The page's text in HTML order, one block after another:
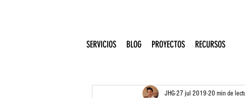
SERVICIOS BLOG PROYECTOS RECURSOS
JHG27 jul 2019 20 min de